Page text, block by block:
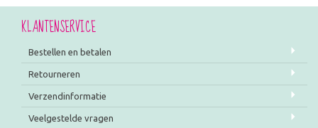
KLANTENSERVICE
Bestellen en betalen
Retourneren
Verzendinformatie
Veelgestelde vragen